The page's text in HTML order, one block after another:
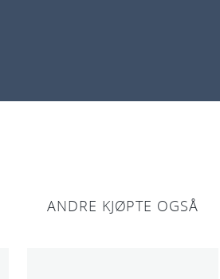
ANDRE KJØPTE OGSÅ